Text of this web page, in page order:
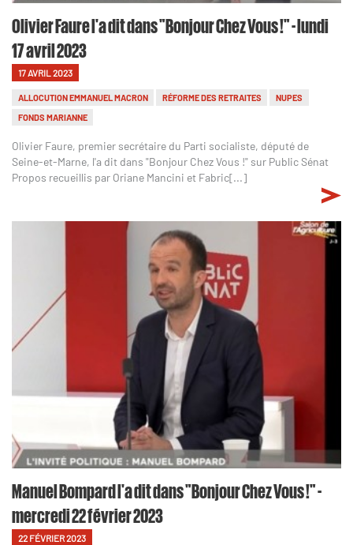
Olivier Faure l'a dit dans "Bonjour Chez Vous !" - lundi
17 avril 2023
17 AVRIL 2023
ALLOCUTION EMMANUEL MACRON RÉFORME DES RETRAITES
NUPES
FONDS MARIANNE
Olivier Faure, premier secrétaire du Parti socialiste, député de
Seine-et-Marne, l'a dit dans "Bonjour Chez Vous !" sur Public Sénat
Propos recueillis par Oriane Mancini et Fabric[...]
Manuel Bompard l'a dit dans "Bonjour Chez Vous !" -
mercredi 22 février 2023
22 FÉVRIER 2023